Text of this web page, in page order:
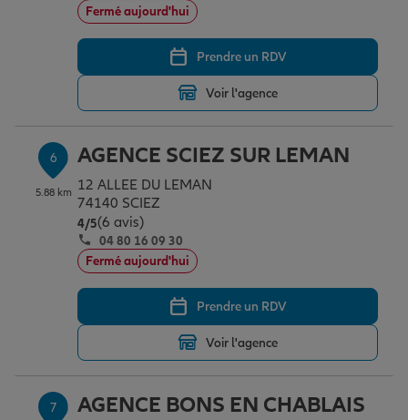
Fermé aujourd'hui
Prendre un RDV
Voir l'agence
6
5.88 km
AGENCE SCIEZ SUR LEMAN
12 ALLEE DU LEMAN
74140 SCIEZ
4/5Note de 4 sur 5
(6 avis)
04 80 16 09 30
Fermé aujourd'hui
Prendre un RDV
Voir l'agence
7 AGENCE BONS EN CHABLAIS